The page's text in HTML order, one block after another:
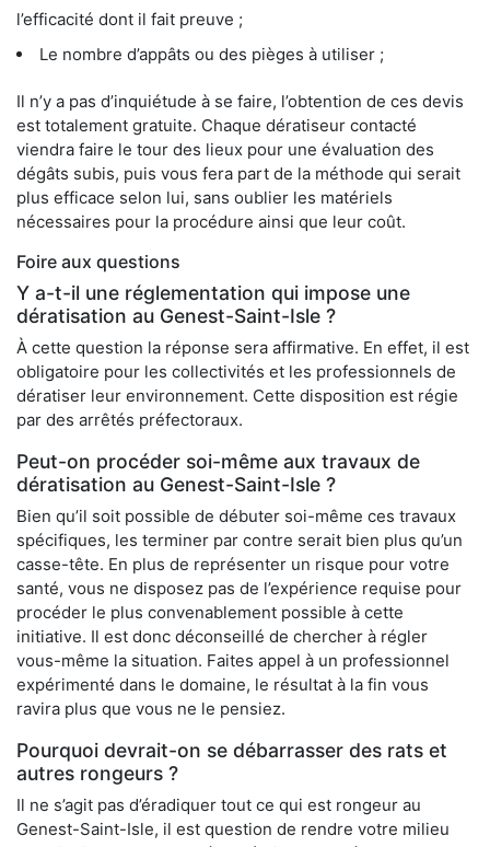
l’efficacité dont il fait preuve ;
Le nombre d’appâts ou des pièges à utiliser ;
Il n’y a pas d’inquiétude à se faire, l’obtention de ces devis
est totalement gratuite. Chaque dératiseur contacté
viendra faire le tour des lieux pour une évaluation des
dégâts subis, puis vous fera part de la méthode qui serait
plus efficace selon lui, sans oublier les matériels
nécessaires pour la procédure ainsi que leur coût.
Foire aux questions
Y a-t-il une réglementation qui impose une
dératisation au Genest-Saint-Isle ?
À cette question la réponse sera affirmative. En effet, il est
obligatoire pour les collectivités et les professionnels de
dératiser leur environnement. Cette disposition est régie
par des arrêtés préfectoraux.
Peut-on procéder soi-même aux travaux de
dératisation au Genest-Saint-Isle ?
Bien qu’il soit possible de débuter soi-même ces travaux
spécifiques, les terminer par contre serait bien plus qu’un
casse-tête. En plus de représenter un risque pour votre
santé, vous ne disposez pas de l’expérience requise pour
procéder le plus convenablement possible à cette
initiative. Il est donc déconseillé de chercher à régler
vous-même la situation. Faites appel à un professionnel
expérimenté dans le domaine, le résultat à la fin vous
ravira plus que vous ne le pensiez.
Pourquoi devrait-on se débarrasser des rats et
autres rongeurs ?
Il ne s’agit pas d’éradiquer tout ce qui est rongeur au
Genest-Saint-Isle, il est question de rendre votre milieu